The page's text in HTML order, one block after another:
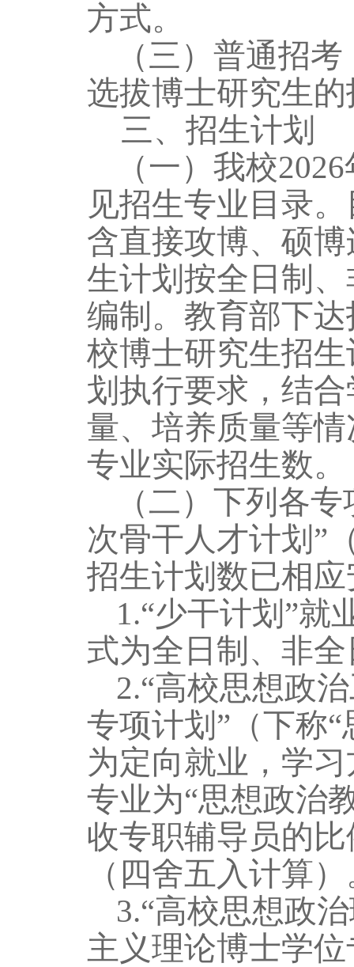
方式。
（三） 普通招考
选拔博士研究生
三、 招生计划
（一）我校2026
见招生专业目录
含直接攻博、硕
生计划按全日制
编制。教育部下
校博士研究生招
划执行要求，结
量、培养质量等
专业实际招生数。
（二）下列各
次骨干人才计划”
招生计划数已相应
1.“少干计划”就
式为全日制、非
2.“高校思想政
专项计划”（下称
为定向就业，学
专业为“思想政治
收专职辅导员的
（四舍五入计算
3.“高校思想政
主义理论博士学